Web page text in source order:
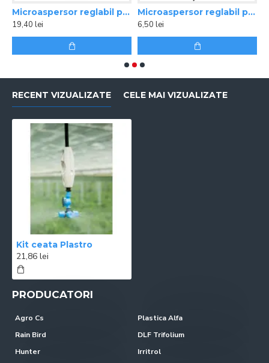
Microaspersor reglabil pentru jardiniere Jet Spike 310-360
19,40 lei
Microaspersor reglabil pentru jardiniere XS 360TS SPYK
6,50 lei
RECENT VIZUALIZATE CELE MAI VIZUALIZATE
Kit ceata Plastro
21,86 lei
PRODUCATORI
Agro Cs
Plastica Alfa
Rain Bird
DLF Trifolium
Hunter
Irritrol